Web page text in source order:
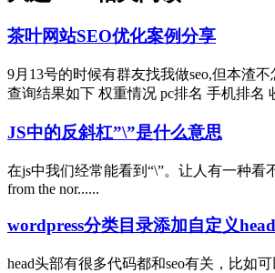
茶叶网站SEO优化案例分享
9月13号的时候有群友找我做seo,但本渣
查询结果如下 权重情况 pc排名 手机排名
JS中的反斜杠”\”是什么意思
在js中我们经常能看到“\”。让人有一种看
from the nor......
wordpress分类目录添加自定义
head头部有很多代码都和seo有关，比如